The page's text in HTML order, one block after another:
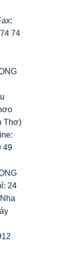
74
Thơ)
49
24